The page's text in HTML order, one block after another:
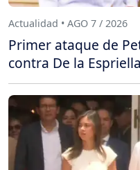
Actualidad • AGO 7 / 2026
Primer ataque de
contra De la Espriella